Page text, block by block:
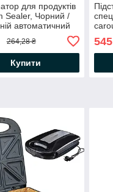
для продуктів
Sealer, Чорний /
автоматичний
264,28 ₴
Купити
545